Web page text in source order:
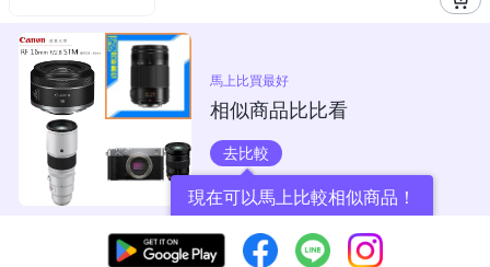
馬上比買最好
相似商品比比看
去比較
現在可以馬上比較相似商品！